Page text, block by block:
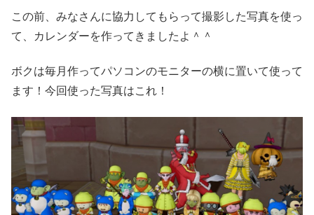
この前、みなさんに協力してもらって撮影した写真を使っ
て、カレンダーを作ってきましたよ＾＾
ボクは毎月作ってパソコンのモニターの横に置いて使って
ます！今回使った写真はこれ！